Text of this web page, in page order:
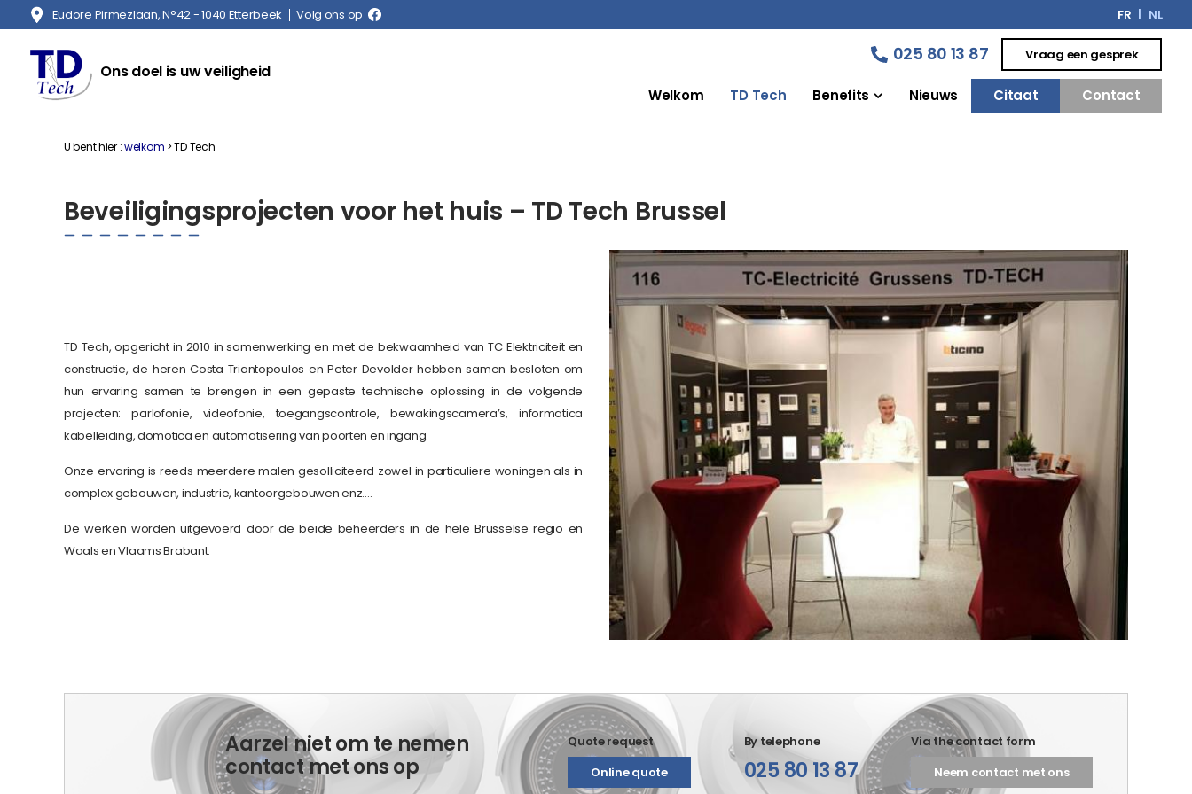
Eudore Pirmezlaan, N°42 - 1040 Etterbeek Volg ons op FR NL
Ons doel is uw veiligheid
025 80 13 87 Vraag een gesprek
Welkom TD Tech Benefits Nieuws Citaat Contact
U bent hier :welkom > TD Tech
Beveiligingsprojecten voor het huis – TD Tech Brussel
TD Tech, opgericht in 2010 in samenwerking en met de bekwaamheid van TC Elektriciteit en
constructie, de heren Costa Triantopoulos en Peter Devolder hebben samen besloten om
hun ervaring samen te brengen in een gepaste technische oplossing in de volgende
projecten: parlofonie, videofonie, toegangscontrole, bewakingscamera’s, informatica
kabelleiding, domotica en automatisering van poorten en ingang.
Onze ervaring is reeds meerdere malen gesolliciteerd zowel in particuliere woningen als in
complex gebouwen, industrie, kantoorgebouwen enz.…
De werken worden uitgevoerd door de beide beheerders in de hele Brusselse regio en
Waals en Vlaams Brabant.
Aarzel niet om te nemen
contact met ons op
Quote request
Online quote
By telephone
025 80 13 87
Via the contact form
Neem contact met ons